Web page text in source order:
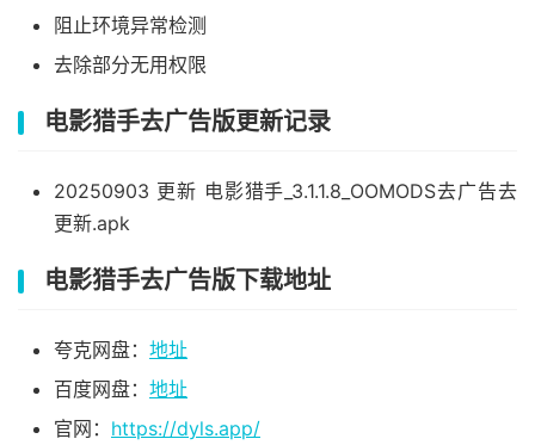
阻止环境异常检测
去除部分无用权限
电影猎手去广告版更新记录
20250903 更新 电影猎手_3.1.1.8_OOMODS去广告去
更新.apk
电影猎手去广告版下载地址
夸克网盘： 地址
百度网盘： 地址
官网： https://dyls.app/